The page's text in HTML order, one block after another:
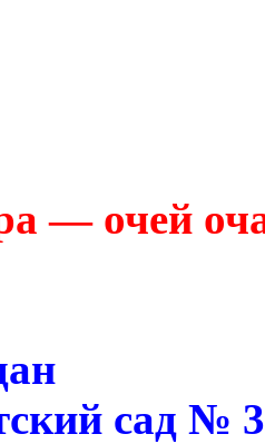
— очей
сад №